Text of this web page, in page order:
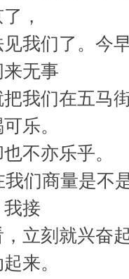
，
我们了。今
来无事
把我们在五马
乐。
不亦乐乎。
们商量是不
接
立刻就兴奋
来。